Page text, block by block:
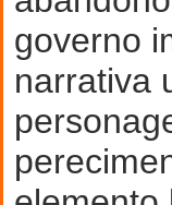
governo
narrativa